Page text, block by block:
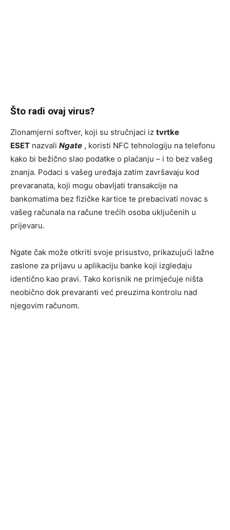
Što radi ovaj virus?
Zlonamjerni softver, koji su stručnjaci iz tvrtke
ESET nazvali Ngate , koristi NFC tehnologiju na telefonu
kako bi bežično slao podatke o plaćanju – i to bez vašeg
znanja. Podaci s vašeg uređaja zatim završavaju kod
prevaranata, koji mogu obavljati transakcije na
bankomatima bez fizičke kartice te prebacivati novac s
vašeg računala na račune trećih osoba uključenih u
prijevaru.
Ngate čak može otkriti svoje prisustvo, prikazujući lažne
zaslone za prijavu u aplikaciju banke koji izgledaju
identično kao pravi. Tako korisnik ne primjećuje ništa
neobično dok prevaranti već preuzima kontrolu nad
njegovim računom.